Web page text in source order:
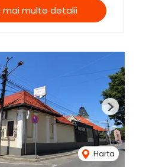
mai multe detalii
Harta
Next